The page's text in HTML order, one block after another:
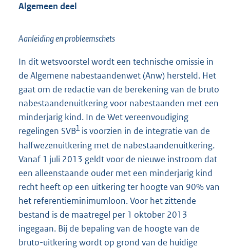
Algemeen deel
Aanleiding en probleemschets
In dit wetsvoorstel wordt een technische omissie in
de Algemene nabestaandenwet (Anw) hersteld. Het
gaat om de redactie van de berekening van de bruto
nabestaandenuitkering voor nabestaanden met een
minderjarig kind. In de Wet vereenvoudiging
regelingen SVB1 is voorzien in de integratie van de
halfwezenuitkering met de nabestaandenuitkering.
Vanaf 1 juli 2013 geldt voor de nieuwe instroom dat
een alleenstaande ouder met een minderjarig kind
recht heeft op een uitkering ter hoogte van 90% van
het referentieminimumloon. Voor het zittende
bestand is de maatregel per 1 oktober 2013
ingegaan. Bij de bepaling van de hoogte van de
bruto-uitkering wordt op grond van de huidige